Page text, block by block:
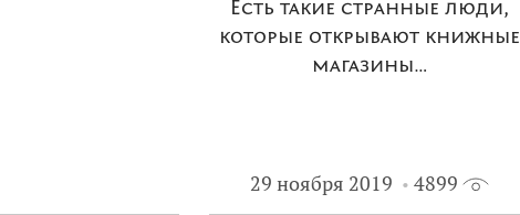
Есть такие странные люди,
которые открывают книжные
магазины…
29 ноября 2019 4899